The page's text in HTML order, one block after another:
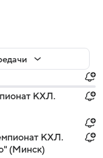
КХЛ.
КХЛ.
(Минск)